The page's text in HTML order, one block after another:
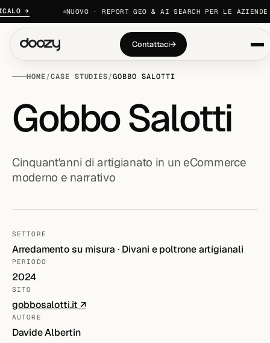
→ NUOVO · REPORT GEO & AI SEARCH PER LE AZIENDE
Contattaci→
HOME/CASE STUDIES/GOBBO SALOTTI
Gobbo Salotti
Cinquant'anni di artigianato in un eCommerce
moderno e narrativo
SETTORE
Arredamento su misura · Divani e poltrone artigianali
PERIODO
2024
SITO
gobbosalotti.it ↗
AUTORE
Davide Albertin